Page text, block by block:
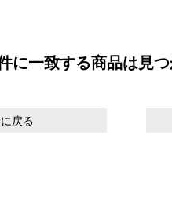
に一致する商品は見つ
戻る